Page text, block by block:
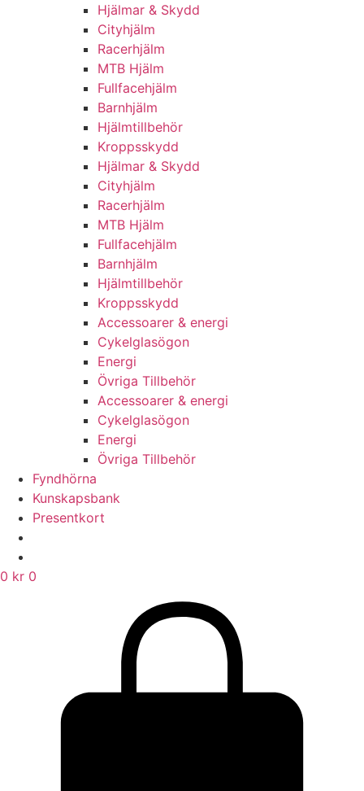
Hjälmar & Skydd
Cityhjälm
Racerhjälm
MTB Hjälm
Fullfacehjälm
Barnhjälm
Hjälmtillbehör
Kroppsskydd
Hjälmar & Skydd
Cityhjälm
Racerhjälm
MTB Hjälm
Fullfacehjälm
Barnhjälm
Hjälmtillbehör
Kroppsskydd
Accessoarer & energi
Cykelglasögon
Energi
Övriga Tillbehör
Accessoarer & energi
Cykelglasögon
Energi
Övriga Tillbehör
Fyndhörna
Kunskapsbank
Presentkort
0 kr 0